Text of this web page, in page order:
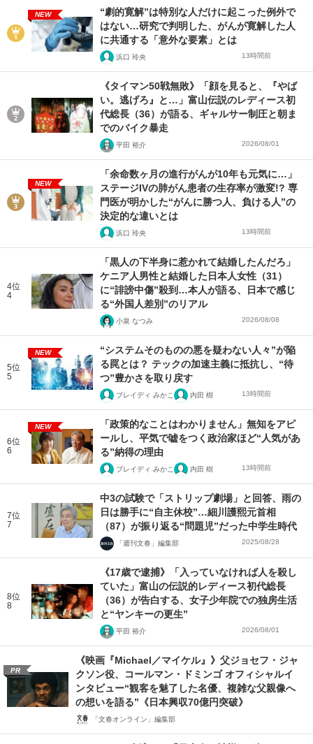
NEW
“劇的寛解”は特別な人だけに起こった例外で
はない…研究で判明した、がんが寛解した人
に共通する「意外な要素」とは
浜口 玲央 13時間前
《タイマン50戦無敗》「顔を見ると、『やば
い。逃げろ』と…」富山伝説のレディース初
代総長（36）が語る、ギャルサー制圧と朝ま
でのバイク暴走
平田 裕介 2026/08/01
NEW
「余命数ヶ月の進行がんが10年も元気に…」
ステージIVの肺がん患者の生存率が激変!? 専
門医が明かした“がんに勝つ人、負ける人”の
決定的な違いとは
浜口 玲央 13時間前
4位
4
「黒人の下半身に惹かれて結婚したんだろ」
ケニア人男性と結婚した日本人女性（31）
に“誹謗中傷”殺到…本人が語る、日本で感じ
る“外国人差別”のリアル
小泉 なつみ 2026/08/08
5位
5
NEW
“システムそのものの悪を疑わない人々”が陥
る罠とは？ テックの加速主義に抵抗し、“待
つ”豊かさを取り戻す
ブレイディ みかこ 内田 樹 13時間前
6位
6
NEW
「政策的なことはわかりません」無知をアピ
ールし、平気で嘘をつく政治家ほど“人気があ
る”納得の理由
ブレイディ みかこ 内田 樹 13時間前
7位
7
中3の試験で「ストリップ劇場」と回答、雨の
日は勝手に“自主休校”…細川護熙元首相
（87）が振り返る“問題児”だった中学生時代
「週刊文春」編集部 2025/08/28
8位
8
《17歳で逮捕》「入っていなければ人を殺し
ていた」富山の伝説的レディース初代総長
（36）が告白する、女子少年院での独房生活
と“ヤンキーの更生”
平田 裕介 2026/08/01
PR
《映画『Michael／マイケル』》父ジョセフ・ジャ
クソン役、コールマン・ドミンゴ オフィシャルイ
ンタビュー“観客を魅了した名優、複雑な父親像へ
の想いを語る”《日本興収70億円突破》
「文春オンライン」編集部